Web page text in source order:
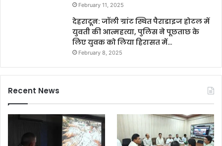
February 11, 2025
देहरादून: जॉली ग्रांट स्थित पैराडाइज होटल में
युवती की आत्महत्या, पुलिस ने पूछताछ के
लिए युवक को लिया हिरासत में…
February 8, 2025
Recent News